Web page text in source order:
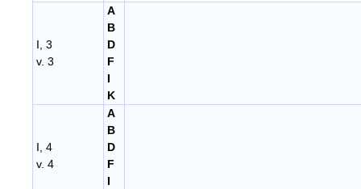
I, 3
v. 3
A
B
D
F
I
K
I, 4
v. 4
A
B
D
F
I